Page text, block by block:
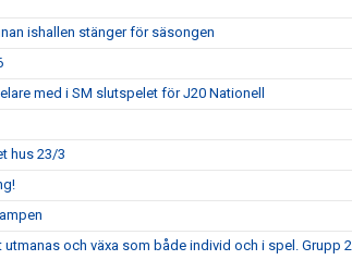
ishallen stänger för säsongen
med i SM slutspelet för J20 Nationell
hus 23/3
utmanas och växa som både individ och i spel. Grupp 2